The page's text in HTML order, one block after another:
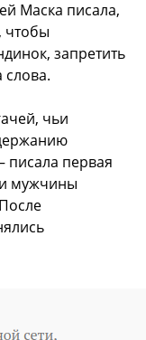
Маска писала,
чтобы
запретить
слова.
чьи
писала первая
мужчины